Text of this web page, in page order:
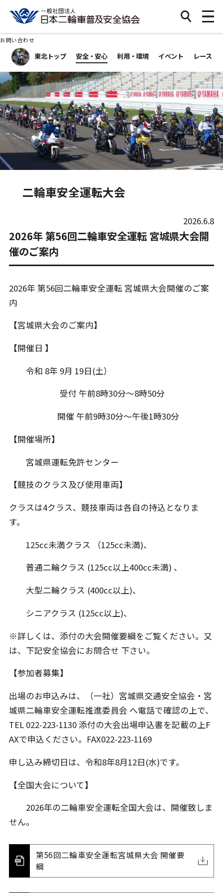
東北トップ 安全・安心 利用・環境 イベント レース
お問い合わせ
二輪車安全運転大会
2026.6.8
2026年 第56回二輪車安全運転 宮城県大会開
催のご案内
2026年 第56回二輪車安全運転 宮城県大会開催のご案
内
【宮城県大会のご案内】
【開催日 】
令和 8年 9月 19日(土）
受付 午前8時30分～8時50分
開催 午前9時30分～午後1時30分
【開催場所】
宮城県運転免許センター
【競技のクラス及び使用車両】
クラスは4クラス、競技車両は各自の持込となりま
す。
125cc未満クラス （125cc未満)、
普通二輪クラス (125cc以上400cc未満) 、
大型二輪クラス (400cc以上)、
シニアクラス (125cc以上)、
※詳しくは、添付の大会開催要綱をご覧ください。又
は、下記安全協会にお問合せ 下さい。
【参加者募集】
出場のお申込みは、（一社）宮城県交通安全協会・宮
城県二輪車安全運転推進委員会 へ電話で確認の上で、
TEL 022-223-1130 添付の大会出場申込書を記載の上F
AXで申込ください。FAX022-223-1169
申し込み締切日は、令和8年8月12日(水)です。
【全国大会について】
2026年の二輪車安全運転全国大会は、開催致しま
せん。
第56回二輪車安全運転宮城県大会 開催要
綱